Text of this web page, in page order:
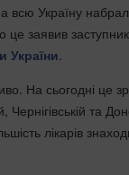
всю Україну
це заявив
України.
На сьогодні це
та
лікарів